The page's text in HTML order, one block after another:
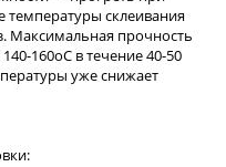
склеивания
Максимальная прочность
160оС в течение 40-50
уже снижает